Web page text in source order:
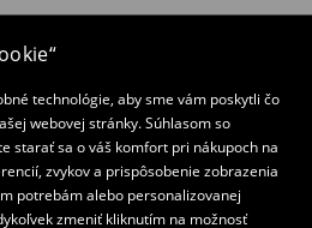
technológie, aby sme vám poskytli čo
webovej stránky. Súhlasom so
starať sa o váš komfort pri nákupoch na
zvykov a prispôsobenie zobrazenia
potrebám alebo personalizovanej
zmeniť kliknutím na možnosť